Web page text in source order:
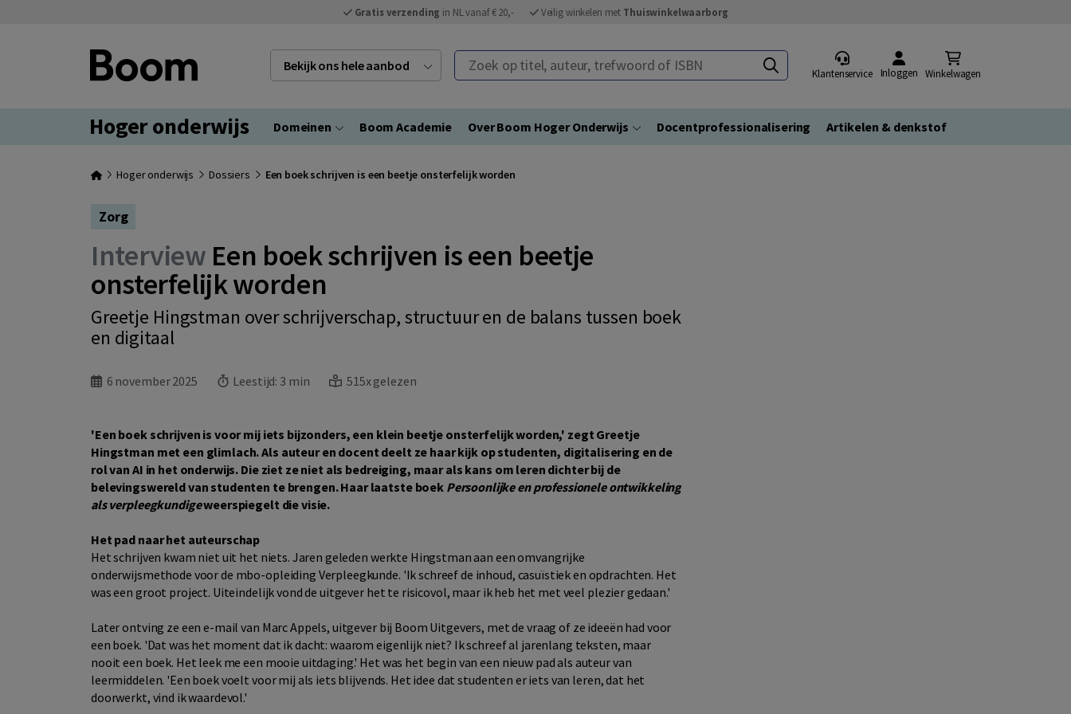
Gratis verzending in NL vanaf € 20,- Veilig winkelen met Thuiswinkelwaarborg
Bekijk ons hele aanbod Zoek op titel, auteur, trefwoord of ISBN
Klantenservice Inloggen Winkelwagen
Hoger onderwijs Domeinen Boom Academie Over Boom Hoger Onderwijs Docentprofessionalisering Artikelen & denkstof
Hoger onderwijs Dossiers Een boek schrijven is een beetje onsterfelijk worden
Zorg
Interview Een boek schrijven is een beetje
onsterfelijk worden
Greetje Hingstman over schrijverschap, structuur en de balans tussen boek
en digitaal
6 november 2025 Leestijd: 3 min 515x gelezen
'Een boek schrijven is voor mij iets bijzonders, een klein beetje onsterfelijk worden,' zegt Greetje
Hingstman met een glimlach. Als auteur en docent deelt ze haar kijk op studenten, digitalisering en de
rol van AI in het onderwijs. Die ziet ze niet als bedreiging, maar als kans om leren dichter bij de
belevingswereld van studenten te brengen. Haar laatste boek Persoonlijke en professionele ontwikkeling
als verpleegkundigeweerspiegelt die visie.
Het pad naar het auteurschap
Het schrijven kwam niet uit het niets. Jaren geleden werkte Hingstman aan een omvangrijke
onderwijsmethode voor de mbo-opleiding Verpleegkunde. 'Ik schreef de inhoud, casuïstiek en opdrachten. Het
was een groot project. Uiteindelijk vond de uitgever het te risicovol, maar ik heb het met veel plezier gedaan.'
Later ontving ze een e-mail van Marc Appels, uitgever bij Boom Uitgevers, met de vraag of ze ideeën had voor
een boek. 'Dat was het moment dat ik dacht: waarom eigenlijk niet? Ik schreef al jarenlang teksten, maar
nooit een boek. Het leek me een mooie uitdaging.' Het was het begin van een nieuw pad als auteur van
leermiddelen. 'Een boek voelt voor mij als iets blijvends. Het idee dat studenten er iets van leren, dat het
doorwerkt, vind ik waardevol.'